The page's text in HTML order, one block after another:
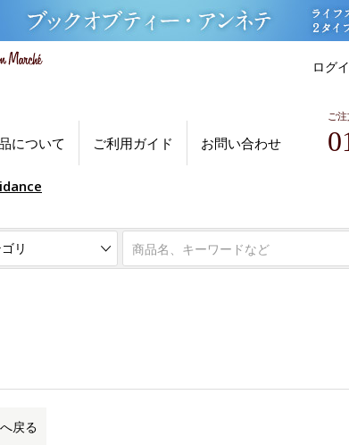
ログ
について ご利用ガイド お問い合わせ
ご
戻る